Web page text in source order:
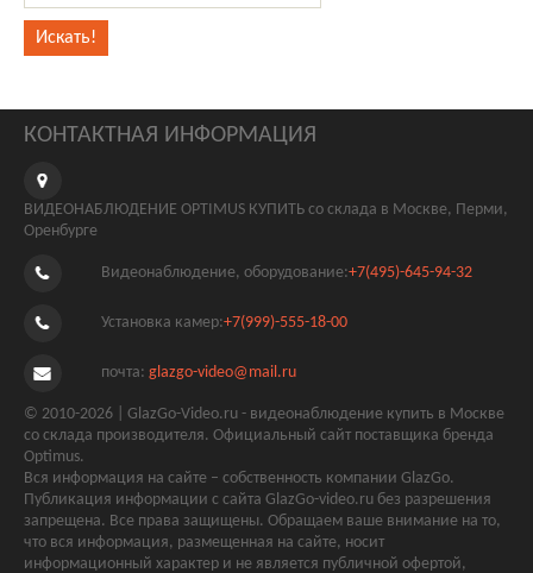
КОНТАКТНАЯ ИНФОРМАЦИЯ
ВИДЕОНАБЛЮДЕНИЕ OPTIMUS КУПИТЬ со склада в Москве, Перми,
Оренбурге
Видеонаблюдение, оборудование:+7(495)-645-94-32
Установка камер:+7(999)-555-18-00
почта: glazgo-video@mail.ru
© 2010-2026 | GlazGo-Video.ru - видеонаблюдение купить в Москве
со склада производителя. Официальный сайт поставщика бренда
Optimus.
Вся информация на сайте – собственность компании GlazGo.
Публикация информации с сайта GlazGo-video.ru без разрешения
запрещена. Все права защищены. Обращаем ваше внимание на то,
что вся информация, размещенная на сайте, носит
информационный характер и не является публичной офертой,